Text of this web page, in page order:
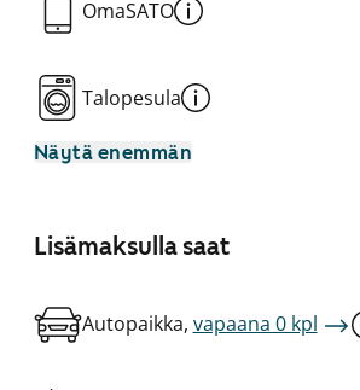
OmaSATO
Talopesula
Näytä enemmän
Lisämaksulla saat
Autopaikka, vapaana 0 kpl